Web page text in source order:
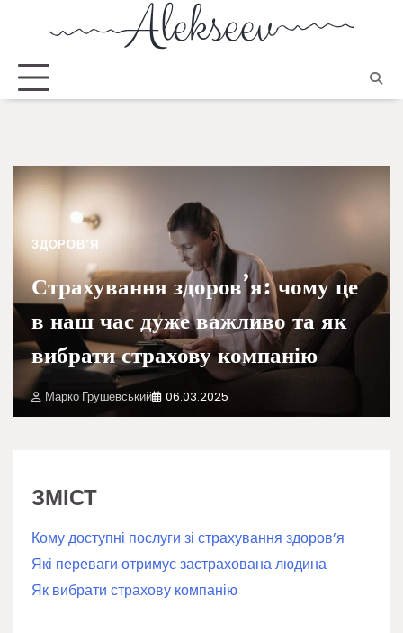
ЗДОРОВ'Я
Страхування здоров’я: чому це
в наш час дуже важливо та як
вибрати страхову компанію
Марко Грушевський 06.03.2025
ЗМІСТ
Кому доступні послуги зі страхування здоров’я
Які переваги отримує застрахована людина
Як вибрати страхову компанію